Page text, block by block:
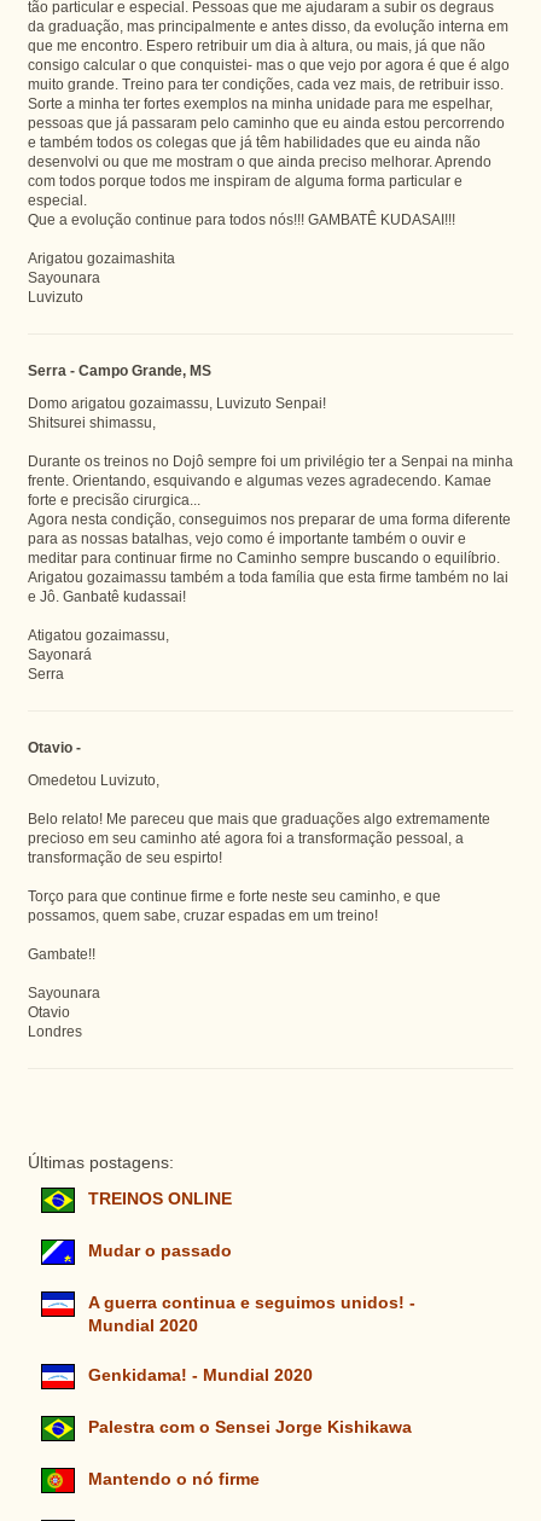
tão particular e especial. Pessoas que me ajudaram a subir os degraus
da graduação, mas principalmente e antes disso, da evolução interna em
que me encontro. Espero retribuir um dia à altura, ou mais, já que não
consigo calcular o que conquistei- mas o que vejo por agora é que é algo
muito grande. Treino para ter condições, cada vez mais, de retribuir isso.
Sorte a minha ter fortes exemplos na minha unidade para me espelhar,
pessoas que já passaram pelo caminho que eu ainda estou percorrendo
e também todos os colegas que já têm habilidades que eu ainda não
desenvolvi ou que me mostram o que ainda preciso melhorar. Aprendo
com todos porque todos me inspiram de alguma forma particular e
especial.
Que a evolução continue para todos nós!!! GAMBATÊ KUDASAI!!!
Arigatou gozaimashita
Sayounara
Luvizuto
Serra - Campo Grande, MS
Domo arigatou gozaimassu, Luvizuto Senpai!
Shitsurei shimassu,
Durante os treinos no Dojô sempre foi um privilégio ter a Senpai na minha
frente. Orientando, esquivando e algumas vezes agradecendo. Kamae
forte e precisão cirurgica...
Agora nesta condição, conseguimos nos preparar de uma forma diferente
para as nossas batalhas, vejo como é importante também o ouvir e
meditar para continuar firme no Caminho sempre buscando o equilíbrio.
Arigatou gozaimassu também a toda família que esta firme também no Iai
e Jô. Ganbatê kudassai!
Atigatou gozaimassu,
Sayonará
Serra
Otavio -
Omedetou Luvizuto,
Belo relato! Me pareceu que mais que graduações algo extremamente
precioso em seu caminho até agora foi a transformação pessoal, a
transformação de seu espirto!
Torço para que continue firme e forte neste seu caminho, e que
possamos, quem sabe, cruzar espadas em um treino!
Gambate!!
Sayounara
Otavio
Londres
Últimas postagens:
TREINOS ONLINE
Mudar o passado
A guerra continua e seguimos unidos! -
Mundial 2020
Genkidama! - Mundial 2020
Palestra com o Sensei Jorge Kishikawa
Mantendo o nó firme